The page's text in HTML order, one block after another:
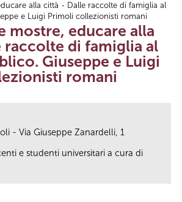
alla città - Dalle raccolte di famiglia al
e Luigi Primoli collezionisti romani
mostre, educare alla
raccolte di famiglia al
Giuseppe e Luigi
romani
- Via Giuseppe Zanardelli, 1
e studenti universitari a cura di